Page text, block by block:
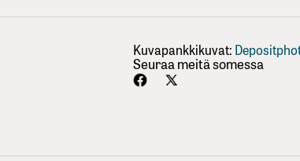
Kuvapankkikuvat:
Seuraa meitä somessa